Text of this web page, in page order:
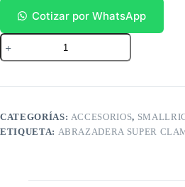
Cotizar por WhatsApp
SmallRig
Abrazadera
Clamp
5318
CATEGORÍAS: ACCESORIOS,
ETIQUETA: ABRAZADERA SUPER